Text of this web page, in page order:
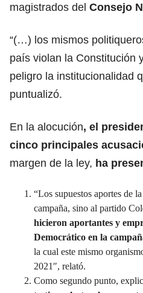
magistrados del Consejo
“(…) los mismos
país violan la Constitución
peligro la institucionalidad
puntualizó.
En la alocución, el
cinco principales
margen de la ley, ha
“Los supuestos aportes de
campaña, sino al partido
hicieron aportantes y
Democrático en la
la cual este mismo
2021″, relató.
Como segundo punto,